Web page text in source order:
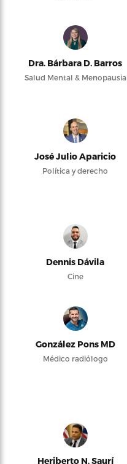
Dra. Bárbara D. Barros
Salud Mental & Menopausia
José Julio Aparicio
Política y derecho
Dennis Dávila
Cine
González Pons MD
Médico radiólogo
Heriberto N. Saurí